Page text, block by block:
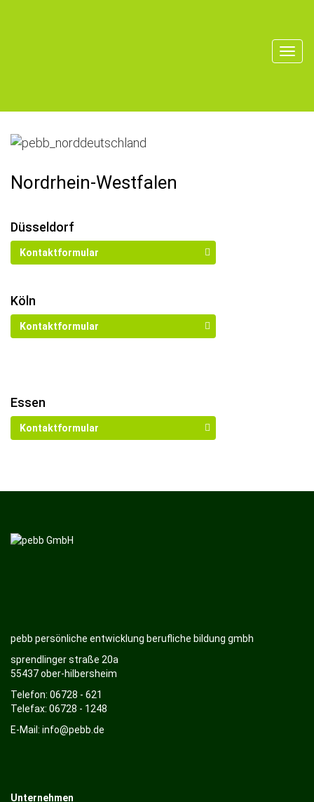
Nordrhein-Westfalen
Düsseldorf
Kontaktformular
Köln
Kontaktformular
Essen
Kontaktformular
pebb persönliche entwicklung berufliche bildung gmbh
sprendlinger straße 20a
55437 ober-hilbersheim
Telefon: 06728 - 621
Telefax: 06728 - 1248
E-Mail: info@pebb.de
Unternehmen